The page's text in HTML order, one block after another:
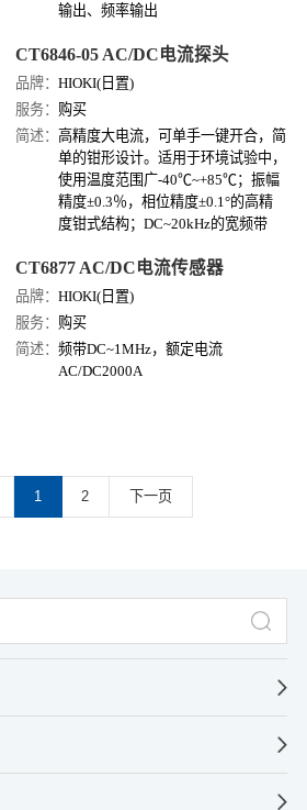
输出、频率输出
CT6846-05 AC/DC电流探头
品牌：HIOKI(日置)
服务： 购买
简述： 高精度大电流，可单手一键开合，简
单的钳形设计。适用于环境试验中，
使用温度范围广-40℃~+85℃；振幅
精度±0.3％，相位精度±0.1°的高精
度钳式结构；DC~20kHz的宽频带
CT6877 AC/DC电流传感器
品牌：HIOKI(日置)
服务： 购买
简述：频带DC~1MHz，额定电流
AC/DC2000A
1 2 下一页